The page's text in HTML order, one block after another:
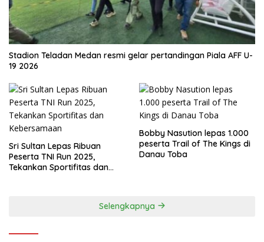
Stadion Teladan Medan resmi gelar pertandingan Piala AFF U-
19 2026
Sri Sultan Lepas Ribuan
Peserta TNI Run 2025,
Tekankan Sportifitas dan
Bobby Nasution lepas 1.000
peserta Trail of The Kings di
Danau Toba
Selengkapnya